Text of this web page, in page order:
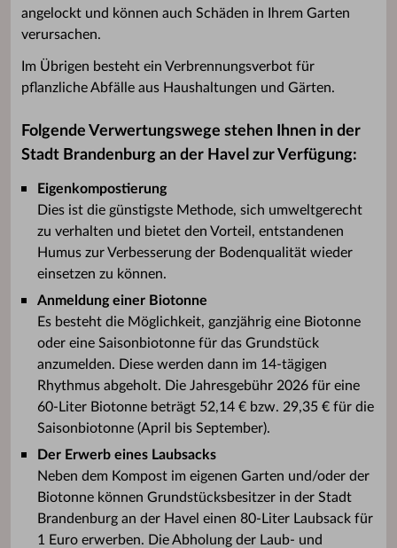
angelockt und können auch Schäden in Ihrem Garten
verursachen.
Im Übrigen besteht ein Verbrennungsverbot für
pflanzliche Abfälle aus Haushaltungen und Gärten.
Folgende Verwertungswege stehen Ihnen in der
Stadt Brandenburg an der Havel zur Verfügung:
Eigenkompostierung
Dies ist die günstigste Methode, sich umweltgerecht
zu verhalten und bietet den Vorteil, entstandenen
Humus zur Verbesserung der Bodenqualität wieder
einsetzen zu können.
Anmeldung einer Biotonne
Es besteht die Möglichkeit, ganzjährig eine Biotonne
oder eine Saisonbiotonne für das Grundstück
anzumelden. Diese werden dann im 14-tägigen
Rhythmus abgeholt. Die Jahresgebühr 2026 für eine
60-Liter Biotonne beträgt 52,14 € bzw. 29,35 € für die
Saisonbiotonne (April bis September).
Der Erwerb eines Laubsacks
Neben dem Kompost im eigenen Garten und/oder der
Biotonne können Grundstücksbesitzer in der Stadt
Brandenburg an der Havel einen 80-Liter Laubsack für
1 Euro erwerben. Die Abholung der Laub- und